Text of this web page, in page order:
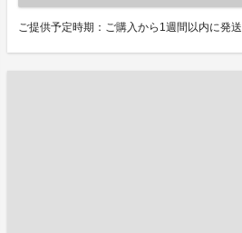
ご提供予定時期：ご購入から1週間以内に発送